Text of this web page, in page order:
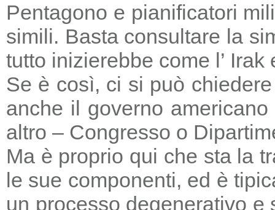
Pentagono e pianificatori
simili. Basta consultare la
tutto inizierebbe come l’
Se è così, ci si può
anche il governo
altro – Congresso o
Ma è proprio qui che sta la
le sue componenti, ed è
un processo degenerativo